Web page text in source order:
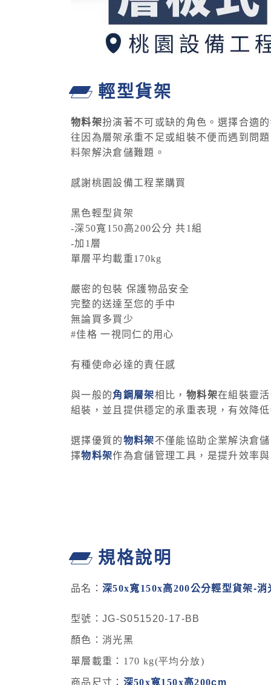
輕型貨架
物料架扮演著不可或缺的角色。選擇合適的
往因為層架承重不足或組裝不便而遇到問
料架解決倉儲難題。
感謝桃園設備工程業購買
黑色輕型貨架
-深50寬 150高200公分 共1 組
-加 1 層
單層平均載重170kg
嚴密的包裝 保護物品安全
完整的送達至您的手中
無論買多買少
#佳格 一視同仁的用心
有種使命必達的責任感
與一般的角鋼層架相比， 物料架在組裝靈
組裝，並且提供穩定的承重表現，有效降
選擇優質的物料架不僅能協助企業解決倉
擇物料架作為倉儲管理工具，是提升效率
規格說明
品名：深50x寬150x高200公分輕型貨架-消
型號：JG-S051520-17-BB
顏色：消光黑
單層載重： 170 kg(平均分放)
商品尺寸： 深50x寬150x高200cm